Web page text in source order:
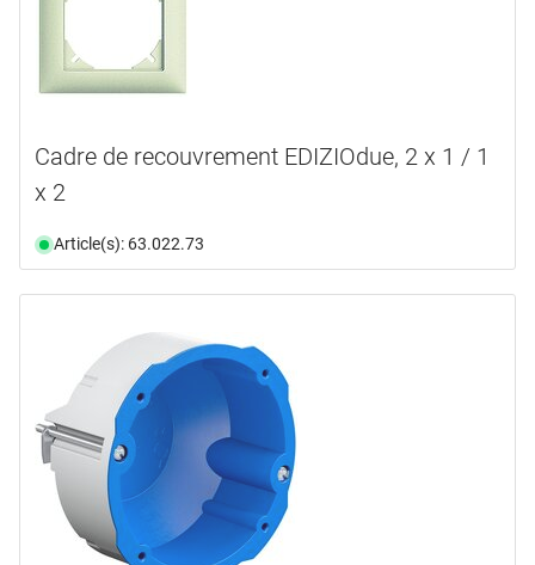
Cadre de recouvrement EDIZIOdue, 2 x 1 / 1
x 2
Article(s): 63.022.73